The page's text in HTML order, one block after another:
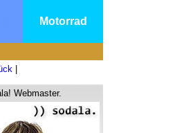
Motorrad
Webmaster.